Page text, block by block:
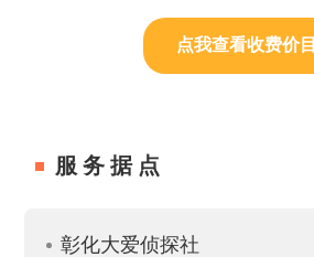
点我查看收费价目
服务据点
彰化大爱侦探社